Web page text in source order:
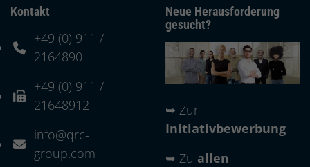
Kontakt
+49 (0) 911 /
2164890
Telefonnummer: 4 9 0 9 1 1 2 1 6 4 8 9 0
+49 (0) 911 /
21648912
Faxnummer: 4 9 0 9 1 1 2 1 6 4 8 9 1 2
info@qrc-
group.com
E-Mail Adresse: info@qrc-group.com
Neue Herausforderung
gesucht?
➥ Zur
Initiativbewerbung
➥ Zu allen